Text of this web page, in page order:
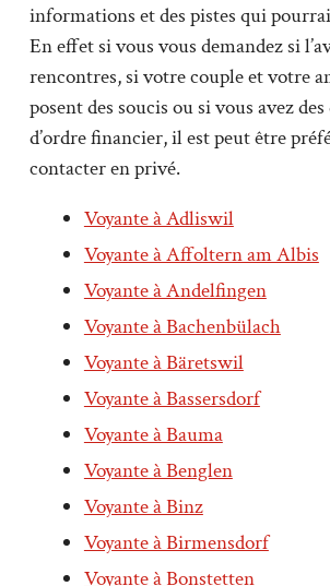
informations et des pistes qui
En effet si vous vous demandez si
rencontres, si votre couple et votre
posent des soucis ou si vous avez
d’ordre financier, il est peut être
contacter en privé.
Voyante à Adliswil
Voyante à Affoltern am Albis
Voyante à Andelfingen
Voyante à Bachenbülach
Voyante à Bäretswil
Voyante à Bassersdorf
Voyante à Bauma
Voyante à Benglen
Voyante à Binz
Voyante à Birmensdorf
Voyante à Bonstetten